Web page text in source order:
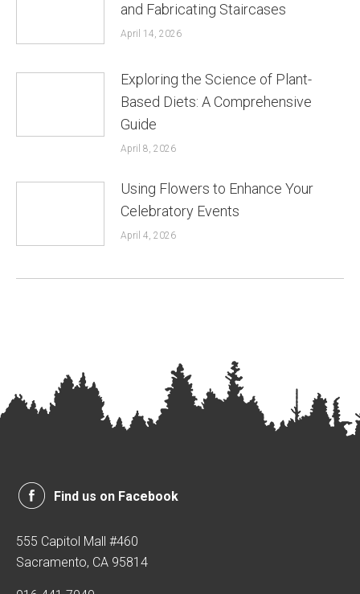
and Fabricating Staircases
April 14, 2026
Exploring the Science of Plant-
Based Diets: A Comprehensive
Guide
April 8, 2026
Using Flowers to Enhance Your
Celebratory Events
April 4, 2026
Find us on Facebook
555 Capitol Mall #460
Sacramento, CA 95814